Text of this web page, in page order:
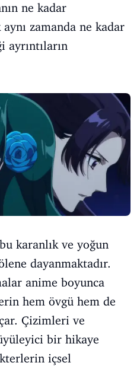
ne kadar
zamanda ne kadar
ayrıntıların
karanlık ve yoğun
dayanmaktadır.
anime boyunca
hem övgü hem de
Çizimleri ve
bir hikaye
içsel